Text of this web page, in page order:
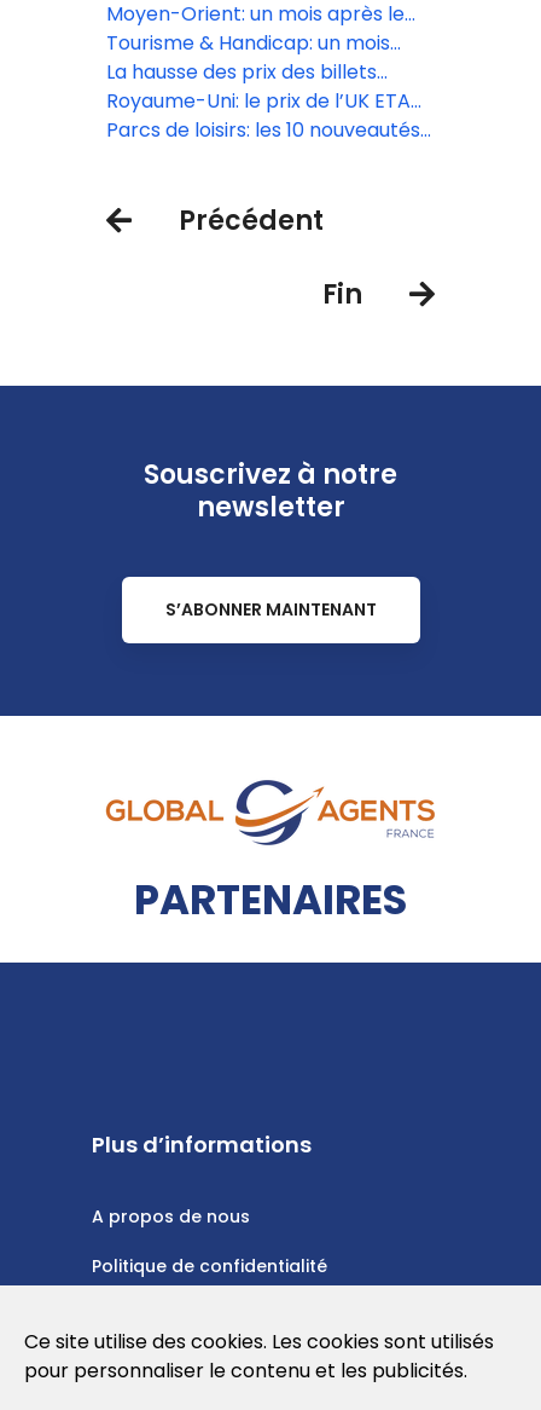
manne financière pour le secteur
touristique
Moyen-Orient: un mois après le
début du conflit, une reprise du
trafic aérien très inégale
Tourisme & Handicap: un mois
d’animations inclusives en avril
La hausse des prix des billets
d’avion est « inévitable » selon Iata
Royaume-Uni: le prix de l’UK ETA
augmente le 8 avril
Parcs de loisirs: les 10 nouveautés
Précédent
Fin
Souscrivez à notre
newsletter
S’ABONNER MAINTENANT
PARTENAIRES
Plus d’informations
A propos de nous
Politique de confidentialité
Conditions d'utilisation
Ce site utilise des cookies. Les cookies sont utilisés
pour personnaliser le contenu et les publicités.